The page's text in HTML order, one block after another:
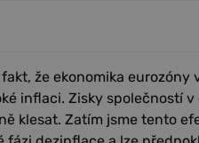
že ekonomika eurozóny
inflaci. Zisky společností
klesat. Zatím jsme tento